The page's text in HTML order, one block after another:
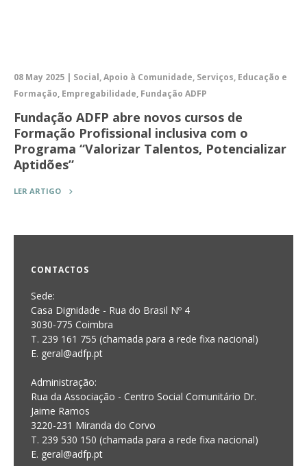
08 May 2025 | Social, Apoio à Comunidade, Serviços, Educação e
Formação, Empregabilidade, Fundação ADFP
Fundação ADFP abre novos cursos de
Formação Profissional inclusiva com o
Programa “Valorizar Talentos, Potencializar
Aptidões”
LER ARTIGO
CONTACTOS
Sede:
Casa Dignidade - Rua do Brasil Nº 4
3030-775 Coimbra
T. 239 161 755 (chamada para a rede fixa nacional)
E. geral@adfp.pt
Administração:
Rua da Associação - Centro Social Comunitário Dr.
Jaime Ramos
3220-231 Miranda do Corvo
T. 239 530 150 (chamada para a rede fixa nacional)
E. geral@adfp.pt